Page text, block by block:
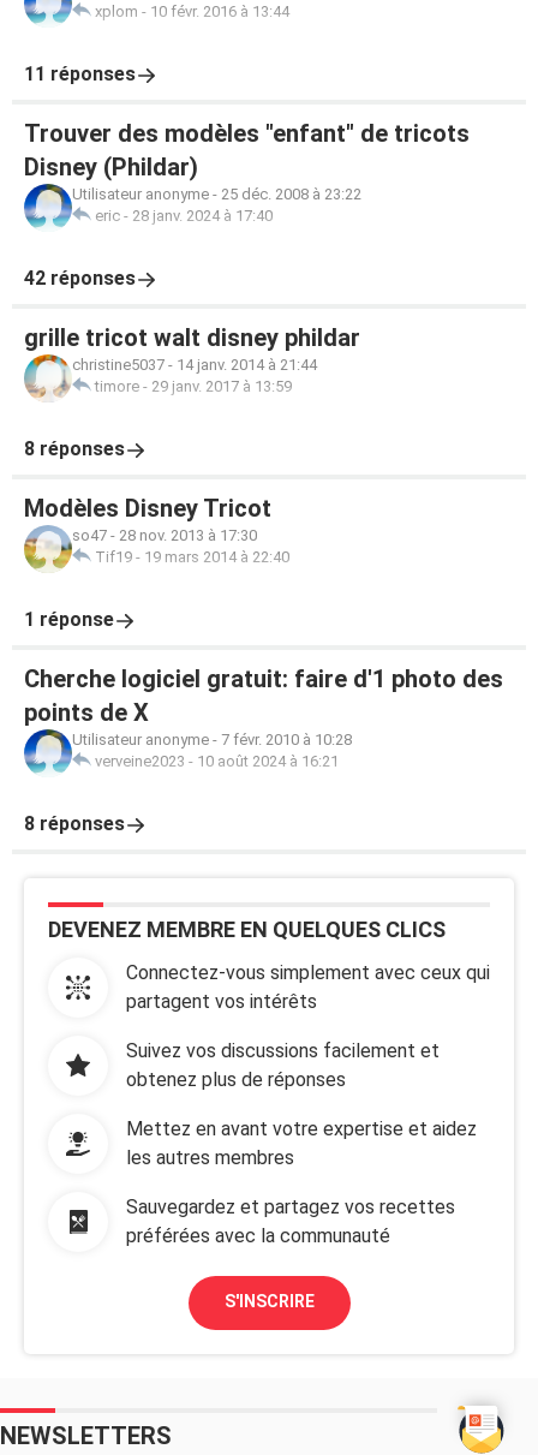
xplom - 10 févr. 2016 à 13:44
11 réponses
Trouver des modèles "enfant" de tricots
Disney (Phildar)
Utilisateur anonyme - 25 déc. 2008 à 23:22
eric - 28 janv. 2024 à 17:40
42 réponses
grille tricot walt disney phildar
christine5037 - 14 janv. 2014 à 21:44
timore - 29 janv. 2017 à 13:59
8 réponses
Modèles Disney Tricot
so47 - 28 nov. 2013 à 17:30
Tif19 - 19 mars 2014 à 22:40
1 réponse
Cherche logiciel gratuit: faire d'1 photo des
points de X
Utilisateur anonyme - 7 févr. 2010 à 10:28
verveine2023 - 10 août 2024 à 16:21
8 réponses
DEVENEZ MEMBRE EN QUELQUES CLICS
Connectez-vous simplement avec ceux qui
partagent vos intérêts
Suivez vos discussions facilement et
obtenez plus de réponses
Mettez en avant votre expertise et aidez
les autres membres
Sauvegardez et partagez vos recettes
préférées avec la communauté
S'INSCRIRE
NEWSLETTERS